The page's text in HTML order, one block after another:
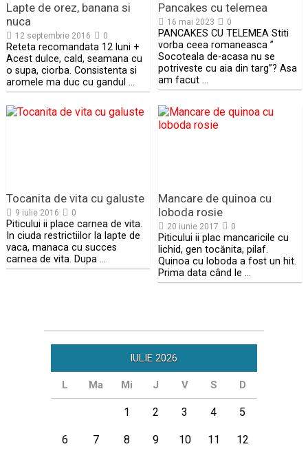
Lapte de orez, banana si
nuca
12 septembrie 2016 0
Reteta recomandata 12 luni +
Acest dulce, cald, seamana cu
o supa, ciorba. Consistenta si
aromele ma duc cu gandul …
Pancakes cu telemea
16 mai 2023 0
PANCAKES CU TELEMEA Stiti
vorba ceea romaneasca ”
Socoteala de-acasa nu se
potriveste cu aia din targ”? Asa
am facut …
Tocanita de vita cu galuste
9 iulie 2016 0
Piticului ii place carnea de vita.
In ciuda restrictiilor la lapte de
vaca, manaca cu succes
carnea de vita. Dupa …
Mancare de quinoa cu
loboda rosie
20 iunie 2017 0
Piticului ii plac mancaricile cu
lichid, gen tocănita, pilaf.
Quinoa cu loboda a fost un hit.
Prima data când le …
IULIE 2026
L Ma Mi J V S D
1 2 3 4 5
6 7 8 9 10 11 12